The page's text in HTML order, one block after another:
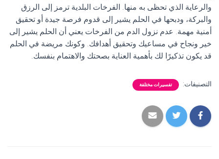
والرعاية الذي تحظى به منها. الفرخات البلدية ترمز إلى الرزق
والبركة، ودبحها في الحلم يشير إلى قدوم فرصة جيدة أو تحقيق
أمنية مهمة. عدم نزول الدم من الفرخات يعني أن الحلم يشير إلى
خير ونجاح في مساعيك وتحقيق أهدافك. وكونك مريضة في الحلم
قد يكون تذكيرًا لك بأهمية العناية بصحتك والاهتمام بنفسك.
التصنيفات: تفسيرات مختلفة